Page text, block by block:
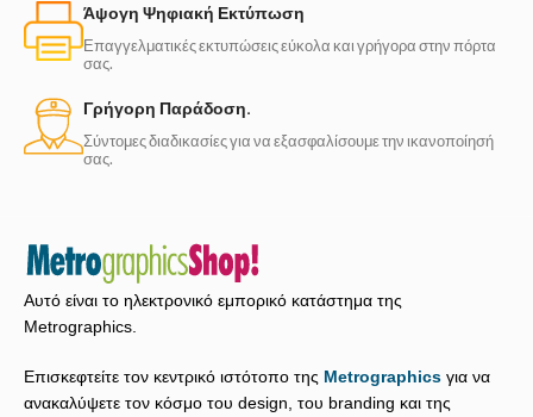
Άψογη Ψηφιακή Εκτύπωση
Επαγγελματικές εκτυπώσεις εύκολα και γρήγορα στην πόρτα
σας.
Γρήγορη Παράδοση.
Σύντομες διαδικασίες για να εξασφαλίσουμε την ικανοποίησή
σας.
Αυτό είναι το ηλεκτρονικό εμπορικό κατάστημα της
Metrographics.
Επισκεφτείτε τον κεντρικό ιστότοπο της Metrographics για να
ανακαλύψετε τον κόσμο του design, του branding και της